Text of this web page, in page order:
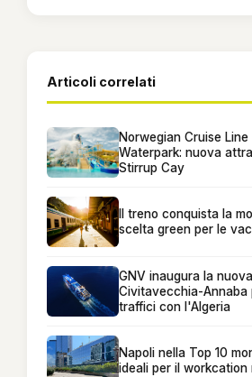
Articoli correlati
Norwegian Cruise
Waterpark: nuova
Stirrup Cay
Il treno conquista la
scelta green per le
GNV inaugura la
Civitavecchia-Annaba
traffici con l'Algeria
Napoli nella Top 10
ideali per il workcation